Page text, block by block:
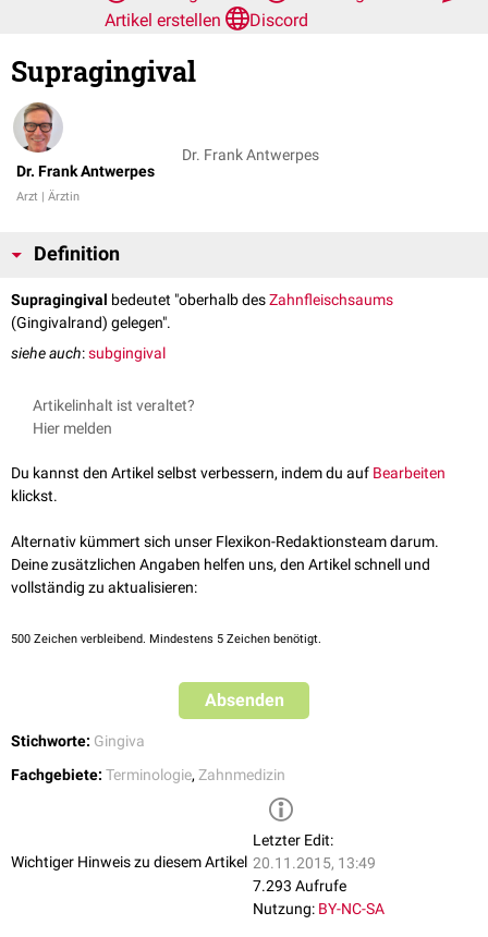
Artikel erstellen
Discord
Supragingival
Dr. Frank Antwerpes
Arzt | Ärztin
Dr. Frank Antwerpes
Definition
Supragingival bedeutet "oberhalb desZahnfleischsaums
(Gingivalrand) gelegen".
siehe auch:subgingival
Artikelinhalt ist veraltet?
Hier melden
Du kannst den Artikel selbst verbessern, indem du auf Bearbeiten
klickst.
Alternativ kümmert sich unser Flexikon-Redaktionsteam darum.
Deine zusätzlichen Angaben helfen uns, den Artikel schnell und
vollständig zu aktualisieren:
500 Zeichen verbleibend. Mindestens 5 Zeichen benötigt.
Absenden
Stichworte: Gingiva
Fachgebiete: Terminologie, Zahnmedizin
Wichtiger Hinweis zu diesem Artikel
Letzter Edit:
20.11.2015, 13:49
7.293 Aufrufe
Nutzung: BY-NC-SA